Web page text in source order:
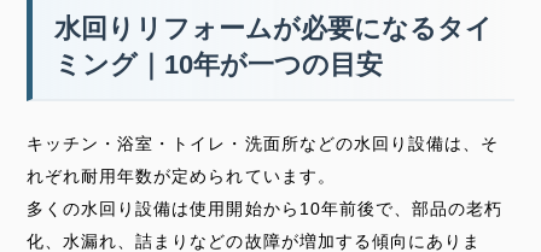
水回りリフォームが必要になるタイ
ミング｜10年が一つの目安
キッチン・浴室・トイレ・洗面所などの水回り設備は、そ
れぞれ耐用年数が定められています。
多くの水回り設備は使用開始から10年前後で、部品の老朽
化、水漏れ、詰まりなどの故障が増加する傾向にありま